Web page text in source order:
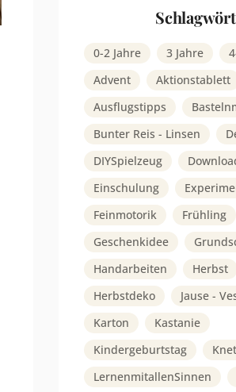
0-2 Jahre 3 Jahre
Advent
Aktionstablett
Ausflugstipps
Bunter Reis - Linsen
DIYSpielzeug
Einschulung
Feinmotorik
Frühling
Geschenkidee
Handarbeiten
Herbst
Herbstdeko
Jause -
Karton
Kastanie
Kindergeburtstag
LernenmitallenSinnen